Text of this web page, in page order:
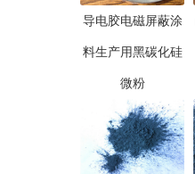
导电胶电磁屏蔽涂
料生产用黑碳化硅
微粉